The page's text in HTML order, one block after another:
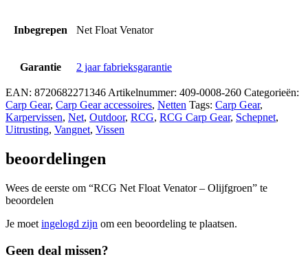
Inbegrepen Net Float Venator
Garantie 2 jaar fabrieksgarantie
EAN: 8720682271346 Artikelnummer: 409-0008-260 Categorieën:
Carp Gear, Carp Gear accessoires, Netten Tags: Carp Gear,
Karpervissen, Net, Outdoor, RCG, RCG Carp Gear, Schepnet,
Uitrusting, Vangnet, Vissen
beoordelingen
Wees de eerste om “RCG Net Float Venator – Olijfgroen” te
beoordelen
Je moet ingelogd zijn om een beoordeling te plaatsen.
Geen deal missen?